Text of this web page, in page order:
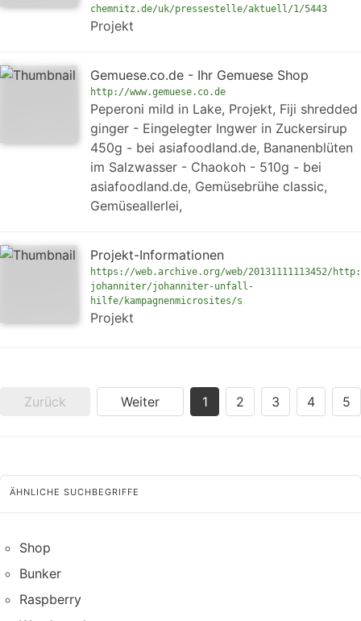
chemnitz.de/uk/pressestelle/aktuell/1/5443
Projekt
Gemuese.co.de - Ihr Gemuese Shop
http://www.gemuese.co.de
Peperoni mild in Lake, Projekt, Fiji shredded
ginger - Eingelegter Ingwer in Zuckersirup
450g - bei asiafoodland.de, Bananenblüten
im Salzwasser - Chaokoh - 510g - bei
asiafoodland.de, Gemüsebrühe classic,
Gemüseallerlei,
Projekt-Informationen
https://web.archive.org/web/20131111113452/
johanniter/johanniter-unfall-
hilfe/kampagnenmicrosites/s
Projekt
Zurück Weiter 1 2 3 4 5
ÄHNLICHE SUCHBEGRIFFE
Shop
Bunker
Raspberry